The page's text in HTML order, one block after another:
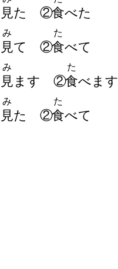
見た ②食べた
見
み
て ②食
た
べて
見
み
ます ②食
た
べます
見
み
た ②食
た
べて